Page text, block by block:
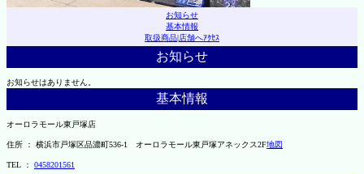
お知らせ
基本情報
取扱商品|店舗へｱｸｾｽ
お知らせ
お知らせはありません。
基本情報
オーロラモール東戸塚店
住所 ： 横浜市戸塚区品濃町536-1 オーロラモール東戸塚アネックス2F地図
TEL ： 0458201561